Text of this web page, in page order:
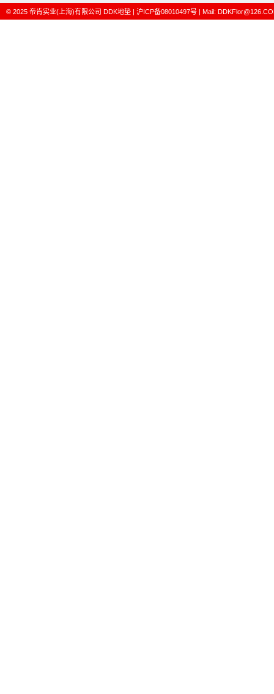
© 2025 帝肯实业(上海)有限公司 DDK地垫 | 沪ICP备08010497号 | Mail: